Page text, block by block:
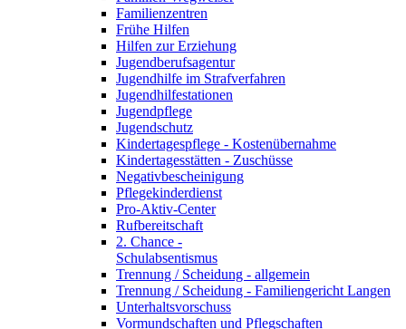
Familienzentren
Frühe Hilfen
Hilfen zur Erziehung
Jugendberufsagentur
Jugendhilfe im Strafverfahren
Jugendhilfestationen
Jugendpflege
Jugendschutz
Kindertagespflege - Kostenübernahme
Kindertagesstätten - Zuschüsse
Negativbescheinigung
Pflegekinderdienst
Pro-Aktiv-Center
Rufbereitschaft
2. Chance -
Schulabsentismus
Trennung / Scheidung - allgemein
Trennung / Scheidung - Familiengericht Langen
Unterhaltsvorschuss
Vormundschaften und Pflegschaften